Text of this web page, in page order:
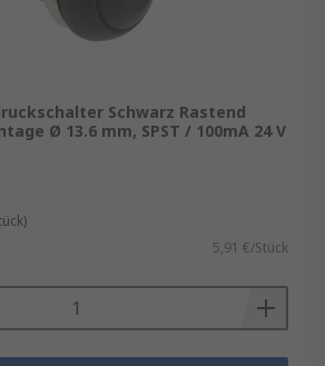
Schwarz Rastend
Ø 13.6 mm, SPST / 100mA 24 V
5,91 €/Stück